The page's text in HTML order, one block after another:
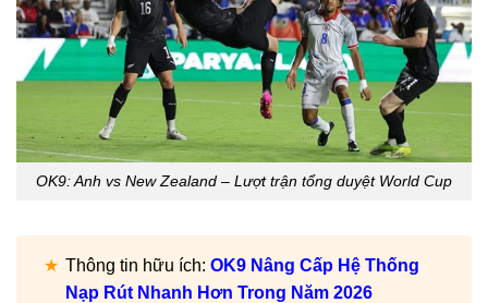
OK9: Anh vs New Zealand – Lượt trận tổng duyệt World Cup
Thông tin hữu ích: OK9 Nâng Cấp Hệ Thống
Nạp Rút Nhanh Hơn Trong Năm 2026